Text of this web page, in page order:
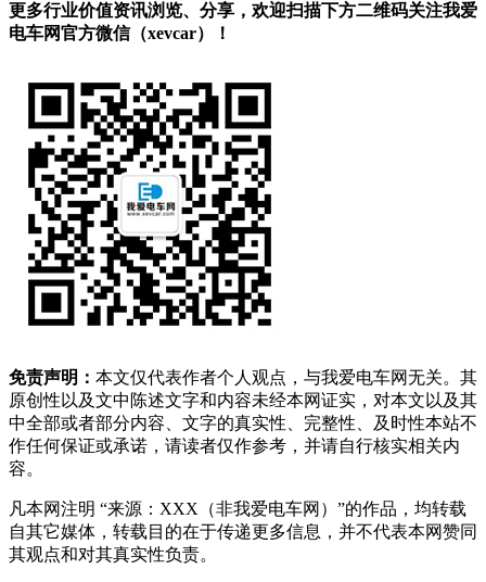
更多行业价值资讯浏览、分享，欢迎扫描下方二维码关注我爱
电车网官方微信（xevcar）！
免责声明： 本文仅代表作者个人观点，与我爱电车网无关。其
原创性以及文中陈述文字和内容未经本网证实，对本文以及其
中全部或者部分内容、文字的真实性、完整性、及时性本站不
作任何保证或承诺，请读者仅作参考，并请自行核实相关内
容。
凡本网注明 “来源：XXX（非我爱电车网）”的作品，均转载
自其它媒体，转载目的在于传递更多信息，并不代表本网赞同
其观点和对其真实性负责。